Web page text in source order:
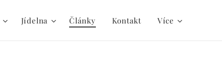
Jídelna Články Kontakt Více